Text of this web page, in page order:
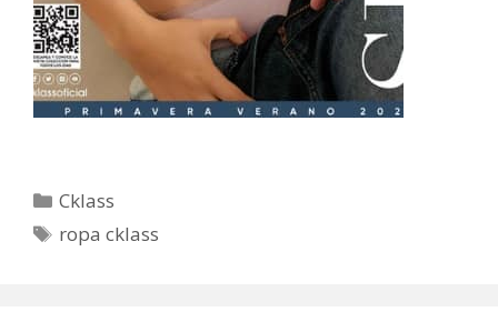
Categorías
Cklass
Etiquetas
ropa cklass